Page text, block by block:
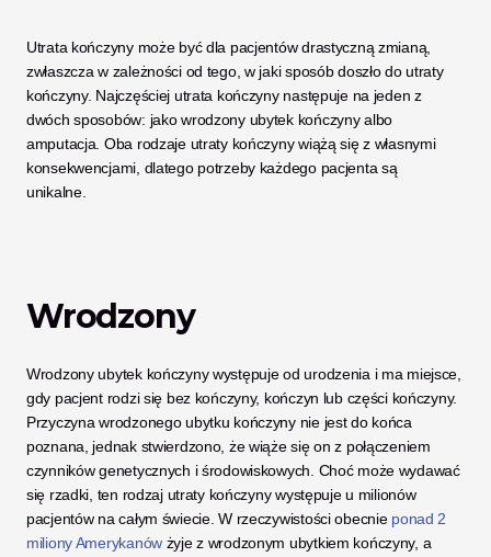
Utrata kończyny może być dla pacjentów drastyczną zmianą,
zwłaszcza w zależności od tego, w jaki sposób doszło do utraty
kończyny. Najczęściej utrata kończyny następuje na jeden z
dwóch sposobów: jako wrodzony ubytek kończyny albo
amputacja. Oba rodzaje utraty kończyny wiążą się z własnymi
konsekwencjami, dlatego potrzeby każdego pacjenta są
unikalne.
Wrodzony
Wrodzony ubytek kończyny występuje od urodzenia i ma miejsce,
gdy pacjent rodzi się bez kończyny, kończyn lub części kończyny.
Przyczyna wrodzonego ubytku kończyny nie jest do końca
poznana, jednak stwierdzono, że wiąże się on z połączeniem
czynników genetycznych i środowiskowych. Choć może wydawać
się rzadki, ten rodzaj utraty kończyny występuje u milionów
pacjentów na całym świecie. W rzeczywistości obecnie ponad 2
miliony Amerykanów żyje z wrodzonym ubytkiem kończyny, a